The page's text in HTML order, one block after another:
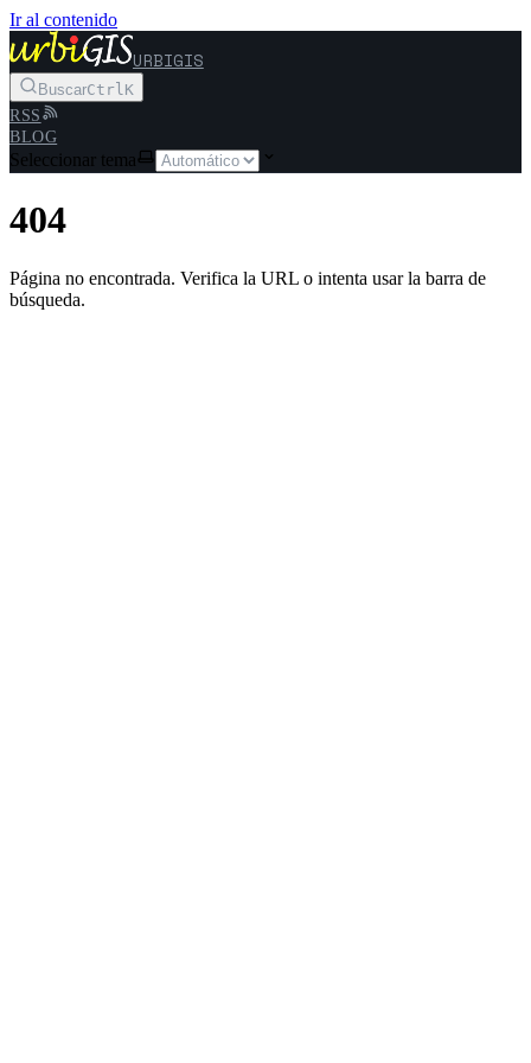
Ir al contenido
URBIGIS
BuscarCtrlK
RSS
BLOG
Seleccionar tema
404
Página no encontrada. Verifica la URL o intenta usar la barra de
búsqueda.